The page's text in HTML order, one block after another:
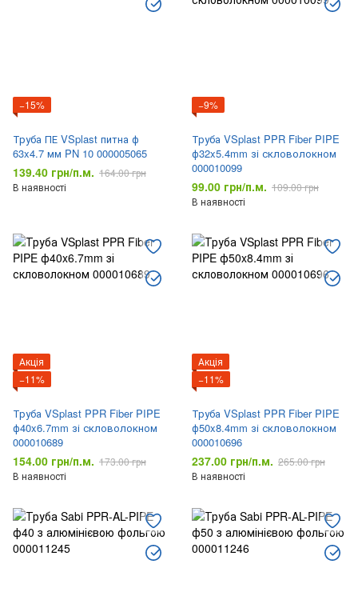
−15%
Труба ПЕ VSplast питна ф
63x4.7 мм PN 10 000005065
139.40 грн/п.м. 164.00 грн
В наявності
−9%
Труба VSplast PPR Fiber PIPE
ф32x5.4mm зі скловолокном
000010099
99.00 грн/п.м. 109.00 грн
В наявності
Акція
−11%
Труба VSplast PPR Fiber PIPE
ф40x6.7mm зі скловолокном
000010689
154.00 грн/п.м. 173.00 грн
В наявності
Акція
−11%
Труба VSplast PPR Fiber PIPE
ф50x8.4mm зі скловолокном
000010696
237.00 грн/п.м. 265.00 грн
В наявності